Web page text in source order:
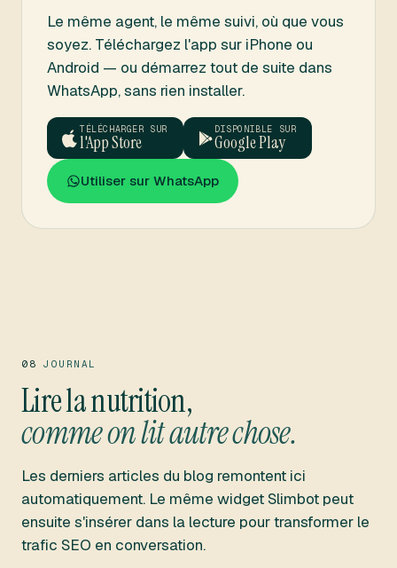
Le même agent, le même suivi, où que vous
soyez. Téléchargez l'app sur iPhone ou
Android — ou démarrez tout de suite dans
WhatsApp, sans rien installer.
TÉLÉCHARGER SUR
l'App Store
DISPONIBLE SUR
Google Play
Utiliser sur WhatsApp
08 JOURNAL
Lire la nutrition,
comme on lit autre chose.
Les derniers articles du blog remontent ici
automatiquement. Le même widget Slimbot peut
ensuite s'insérer dans la lecture pour transformer le
trafic SEO en conversation.